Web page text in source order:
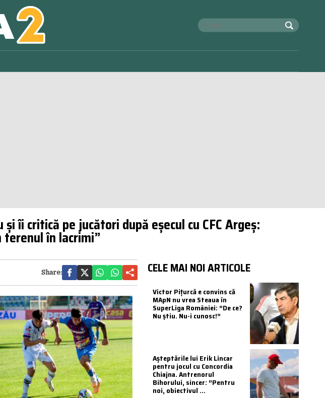
îi critică pe jucători după eșecul cu CFC Argeș:
în lacrimi”
Share: CELE MAI NOI ARTICOLE
Victor Pițurcă e convins că
MApN nu vrea Steaua în
SuperLiga României: ”De ce?
Nu știu. Nu-i cunosc!”
Așteptările lui Erik Lincar
pentru jocul cu Concordia
Chiajna. Antrenorul
Bihorului, sincer: ”Pentru
noi, obiectivul ...